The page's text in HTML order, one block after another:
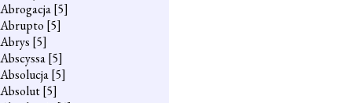
Abrogacja[5]
Abrupto [5]
Abrys [5]
Abscyssa[5]
Absolucja[5]
Absolut[5]